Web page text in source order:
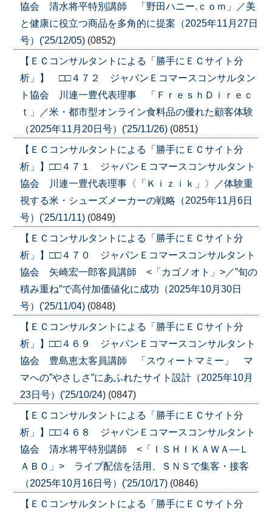
協会 清水将平特別講師 「野田ハニー.ｃｏｍ」／美
と健康に役立つ商品を多角的に提案（2025年11月27日
号）('25/12/05) (0852)
【ＥＣコンサルタントによる「勝手にＥＣサイト分
析」】 □□４７２ ジャパンＥコマースコンサルタン
ト協会 川連一豊代表理事 「ＦｒｅｓｈＤｉｒｅｃ
ｔ」／米・都市型オンライン食料品の優れた顧客体験
（2025年11月20日号）('25/11/26) (0851)
【ＥＣコンサルタントによる「勝手にＥＣサイト分
析」】□□４７１ ジャパンＥコマースコンサルタント
協会 川連一豊代表理事〈「Ｋｉｚｉｋ」〉／体験重
視する米・シューズメーカーの戦略（2025年11月6日
号）('25/11/11) (0849)
【ＥＣコンサルタントによる「勝手にＥＣサイト分
析」】□□４７０ ジャパンＥコマースコンサルタント
協会 矢崎宏一郎客員講師 <「カゴノオト」>／”旬の
積み重ね”で高付加価値化に成功（2025年10月30日
号）('25/11/04) (0848)
【ＥＣコンサルタントによる「勝手にＥＣサイト分
析」】□□４６９ ジャパンＥコマースコンサルタント
協会 豊島恵太客員講師 「スウィートマミー」 マ
マへの”やさしさ”にあふれたサイト設計（2025年10月
23日号）('25/10/24) (0847)
【ＥＣコンサルタントによる「勝手にＥＣサイト分
析」】□□４６８ ジャパンＥコマースコンサルタント
協会 清水将平特別講師 <「ＩＳＨＩＫＡＷＡ―Ｌ
ＡＢＯ」> ライブ配信を活用、ＳＮＳで集客・接客
（2025年10月16日号）('25/10/17) (0846)
【ＥＣコンサルタントによる「勝手にＥＣサイト分